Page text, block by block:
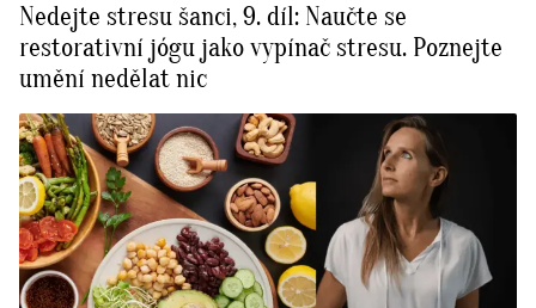
Nedejte stresu šanci, 9. díl: Naučte se
restorativní jógu jako vypínač stresu. Poznejte
umění nedělat nic